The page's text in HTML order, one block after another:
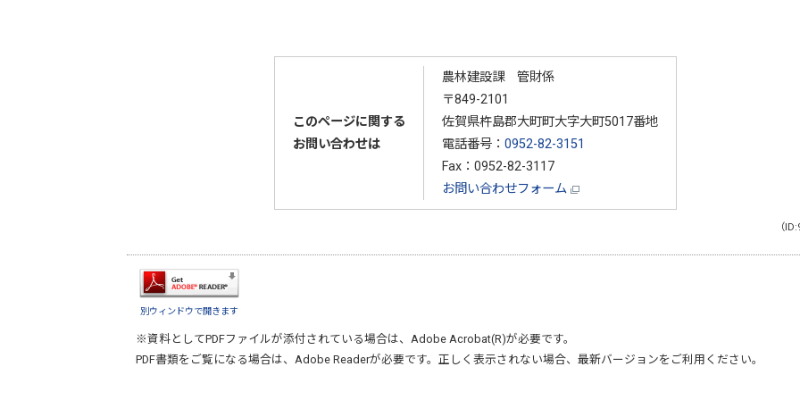
このページに関する
お問い合わせは
農林建設課 管財係
〒849-2101
佐賀県杵島郡大町町大字大町5017番地
電話番号： 0952-82-3151
Fax：0952-82-3117
お問い合わせフォーム
（
別ウィンドウで開きます
※資料としてPDFファイルが添付されている場合は、 Adobe Acrobat(R)が必要です。
PDF書類をご覧になる場合は、 Adobe Readerが必要です。正しく表示されない場合、最新バージョンをご利用ください。